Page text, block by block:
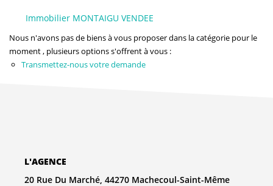
NOS AGENCES
Qui Sommes-Nous
L’équipe
Immobilier MONTAIGU VENDEE
Nous n'avons pas de biens à vous proposer dans la catégorie pour le
moment , plusieurs options s'offrent à vous :
Transmettez-nous votre demande
L'AGENCE
20 Rue Du Marché, 44270 Machecoul-Saint-Même